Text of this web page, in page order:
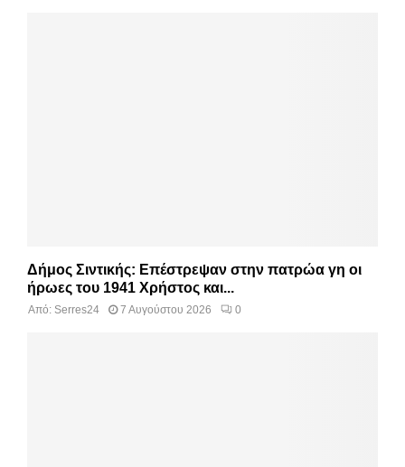
Δήμος Σιντικής: Επέστρεψαν στην πατρώα γη οι
ήρωες του 1941 Χρήστος και...
Από: Serres24 7 Αυγούστου 2026 0